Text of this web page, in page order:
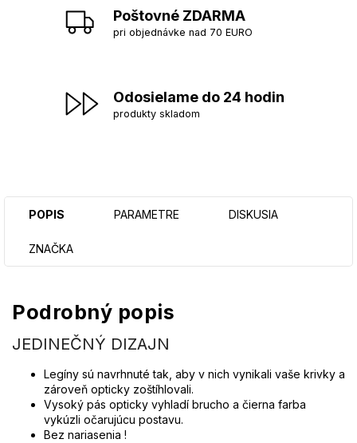
Poštovné ZDARMA
pri objednávke nad 70 EURO
Odosielame do 24 hodin
produkty skladom
POPIS PARAMETRE DISKUSIA
ZNAČKA
Podrobný popis
JEDINEČNÝ DIZAJN
Legíny sú navrhnuté tak, aby v nich vynikali vaše krivky a
zároveň opticky zoštíhlovali.
Vysoký pás opticky vyhladí brucho a čierna farba
vykúzli očarujúcu postavu.
Bez nariasenia !